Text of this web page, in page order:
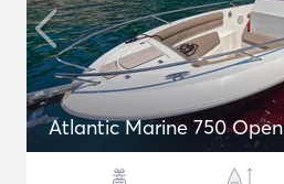
Atlantic Marine 750 Open